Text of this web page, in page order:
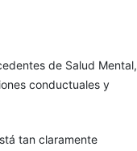
de Salud Mental,
conductuales y
tan claramente